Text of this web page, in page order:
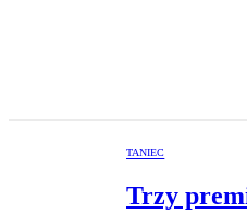
TANIEC
Trzy